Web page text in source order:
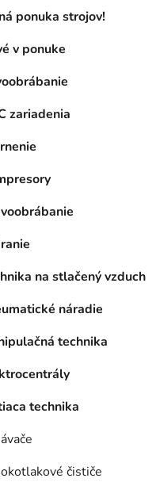
ponuka strojov!
v ponuke
zariadenia
na stlačený vzduch
náradie
technika
technika
čističe